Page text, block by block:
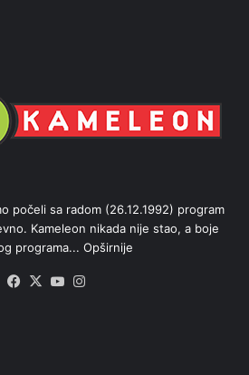
počeli sa radom (26.12.1992) program
Kameleon nikada nije stao, a boje
programa... Opširnije
Facebook
X YouTube